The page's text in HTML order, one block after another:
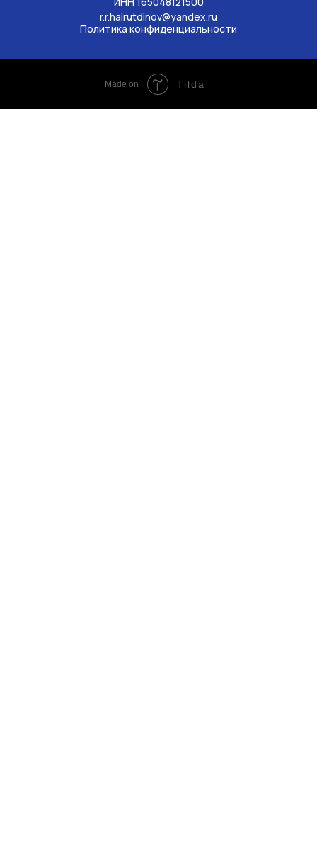
r.r.hairutdinov@yandex.ru
Политика конфиденциальности
Made on Tilda